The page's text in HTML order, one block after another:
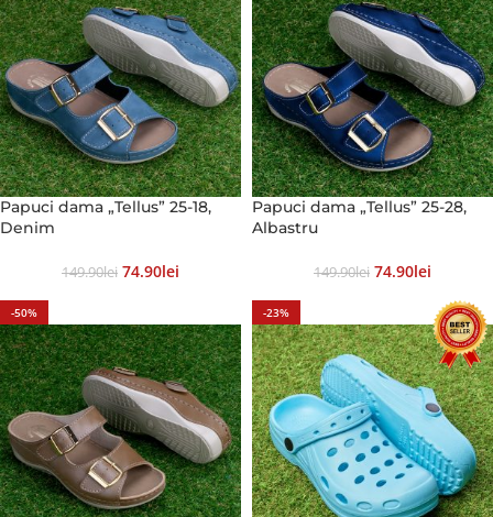
Papuci dama „Tellus” 25-18,
Denim
149.90Lei 74.90Lei
Papuci dama „Tellus” 25-28,
Albastru
149.90Lei 74.90Lei
-50% -23%